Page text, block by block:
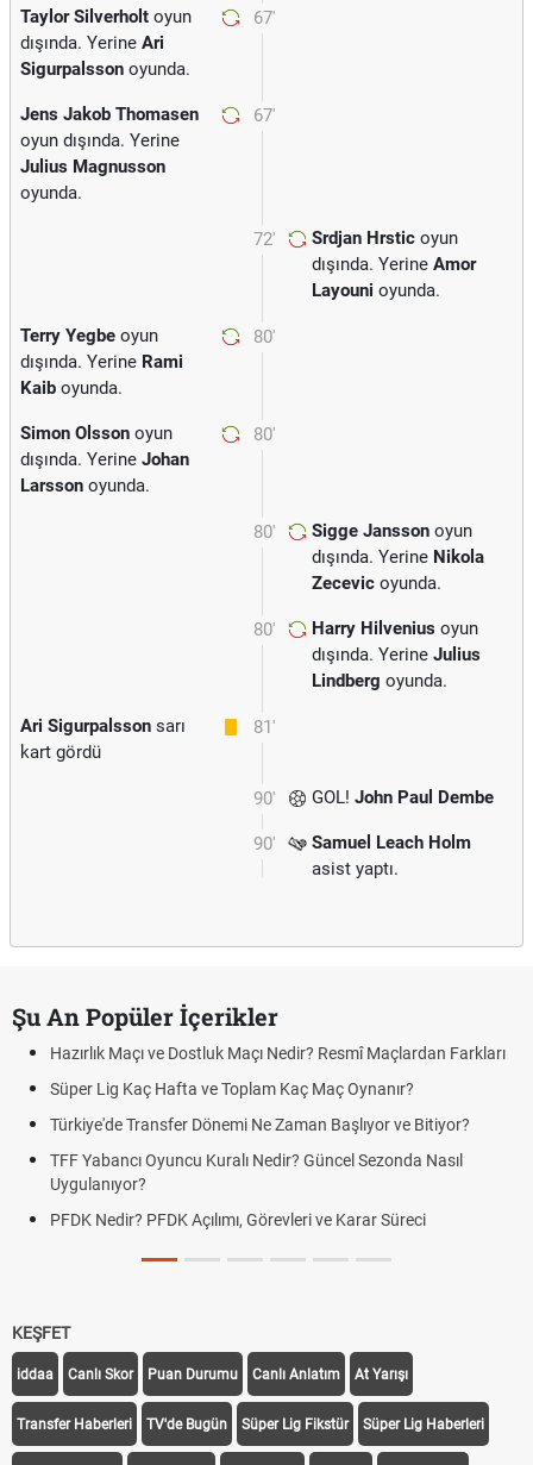
67'
Taylor Silverholt oyun
dışında. Yerine Ari
Sigurpalsson oyunda.
67'
Jens Jakob Thomasen
oyun dışında. Yerine
Julius Magnusson
oyunda.
72' Srdjan Hrstic oyun
dışında. Yerine Amor
Layouni oyunda.
80'
Terry Yegbe oyun
dışında. Yerine Rami
Kaib oyunda.
80'
Simon Olsson oyun
dışında. Yerine Johan
Larsson oyunda.
80' Sigge Jansson oyun
dışında. Yerine Nikola
Zecevic oyunda.
80' Harry Hilvenius oyun
dışında. Yerine Julius
Lindberg oyunda.
81'
Ari Sigurpalsson sarı
kart gördü
90' GOL! John Paul Dembe
90'
Samuel Leach Holm
asist yaptı.
Şu An Popüler İçerikler
Hazırlık Maçı ve Dostluk Maçı Nedir? Resmî Maçlardan Farkları
Süper Lig Kaç Hafta ve Toplam Kaç Maç Oynanır?
Türkiye'de Transfer Dönemi Ne Zaman Başlıyor ve Bitiyor?
TFF Yabancı Oyuncu Kuralı Nedir? Güncel Sezonda Nasıl
Uygulanıyor?
PFDK Nedir? PFDK Açılımı, Görevleri ve Karar Süreci
KEŞFET
iddaa Canlı Skor Puan Durumu Canlı Anlatım At Yarışı
Transfer Haberleri TV'de Bugün Süper Lig Fikstür Süper Lig Haberleri